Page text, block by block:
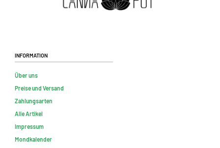
Information
Über uns
Preise und Versand
Zahlungsarten
Alle Artikel
Impressum
Mondkalender